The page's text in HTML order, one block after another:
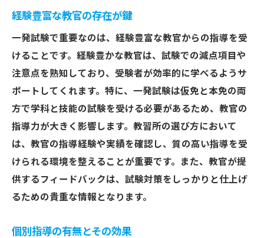
経験豊富な教官の存在が鍵
一発試験で重要なのは、経験豊富な教官からの指導を受
けることです。経験豊かな教官は、試験での減点項目や
注意点を熟知しており、受験者が効率的に学べるようサ
ポートしてくれます。特に、一発試験は仮免と本免の両
方で学科と技能の試験を受ける必要があるため、教官の
指導力が大きく影響します。教習所の選び方において
は、教官の指導経験や実績を確認し、質の高い指導を受
けられる環境を整えることが重要です。また、教官が提
供するフィードバックは、試験対策をしっかりと仕上げ
るための貴重な情報となります。
個別指導の有無とその効果